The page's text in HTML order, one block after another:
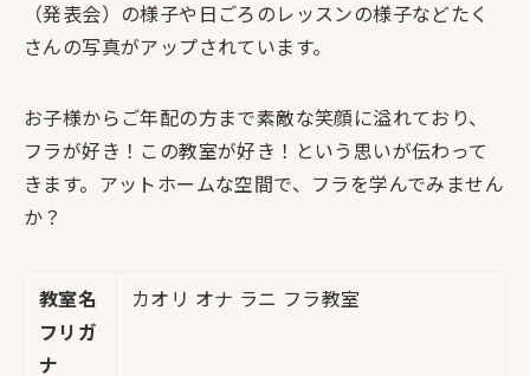
（発表会）の様子や日ごろのレッスンの様子などたく
さんの写真がアップされています。
お子様からご年配の方まで素敵な笑顔に溢れており、
フラが好き！この教室が好き！という思いが伝わって
きます。アットホームな空間で、フラを学んでみません
か？
教室名
フリガ
ナ
カオリ オナ ラニ フラ教室